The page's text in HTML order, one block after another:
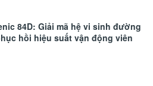
84D: Giải mã hệ vi sinh đường
hồi hiệu suất vận động viên